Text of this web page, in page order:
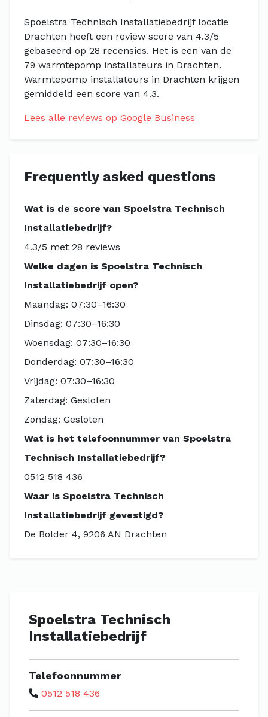
Spoelstra Technisch Installatiebedrijf locatie
Drachten heeft een review score van 4.3/5
gebaseerd op 28 recensies. Het is een van de
79 warmtepomp installateurs in Drachten.
Warmtepomp installateurs in Drachten krijgen
gemiddeld een score van 4.3.
Lees alle reviews op Google Business
Frequently asked questions
Wat is de score van Spoelstra Technisch
Installatiebedrijf?
4.3/5 met 28 reviews
Welke dagen is Spoelstra Technisch
Installatiebedrijf open?
Maandag: 07:30–16:30
Dinsdag: 07:30–16:30
Woensdag: 07:30–16:30
Donderdag: 07:30–16:30
Vrijdag: 07:30–16:30
Zaterdag: Gesloten
Zondag: Gesloten
Wat is het telefoonnummer van Spoelstra
Technisch Installatiebedrijf?
0512 518 436
Waar is Spoelstra Technisch
Installatiebedrijf gevestigd?
De Bolder 4, 9206 AN Drachten
Spoelstra Technisch
Installatiebedrijf
Telefoonnummer
0512 518 436